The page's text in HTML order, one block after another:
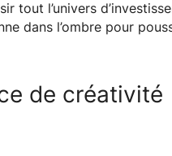
tout l’univers
dans l’ombre pour
de créativité